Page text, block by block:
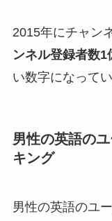
2015年にチャン
ンネル登録者数1
い数字になってい
男性の英語の
キング
男性の英語のユ